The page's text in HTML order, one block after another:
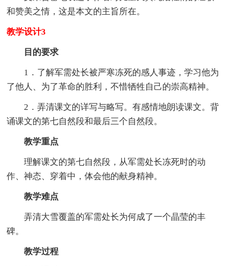
和赞美之情，这是本文的主旨所在。
教学设计3
目的要求
1．了解军需处长被严寒冻死的感人事迹，学习他为
了他人、为了革命的胜利，不惜牺牲自己的崇高精神。
2．弄清课文的详写与略写。有感情地朗读课文。背
诵课文的第七自然段和最后三个自然段。
教学重点
理解课文的第七自然段，从军需处长冻死时的动
作、神态、穿着中，体会他的献身精神。
教学难点
弄清大雪覆盖的军需处长为何成了一个晶莹的丰
碑。
教学过程